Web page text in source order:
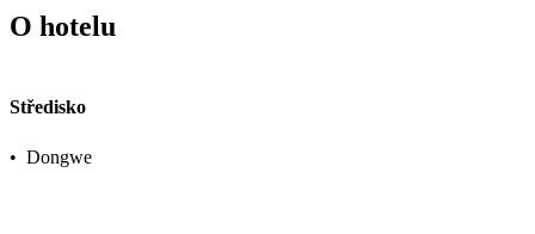
O hotelu
Středisko
• Dongwe